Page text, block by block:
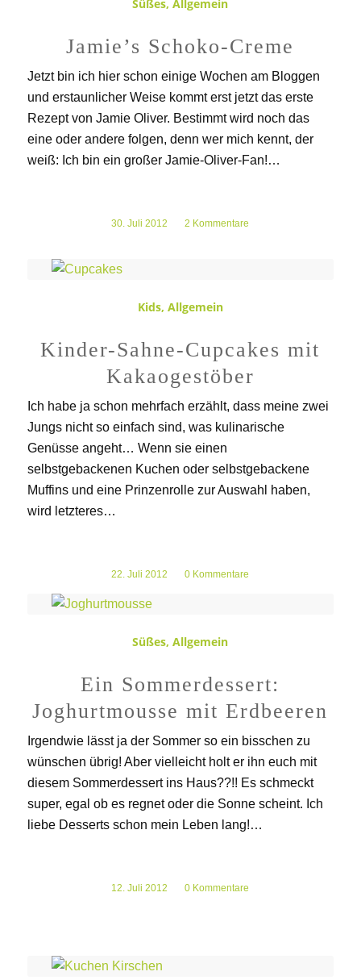
Süßes,Allgemein
Jamie’s Schoko-Creme
Jetzt bin ich hier schon einige Wochen am Bloggen
und erstaunlicher Weise kommt erst jetzt das erste
Rezept von Jamie Oliver. Bestimmt wird noch das
eine oder andere folgen, denn wer mich kennt, der
weiß: Ich bin ein großer Jamie-Oliver-Fan!…
30. Juli 2012
/ 2 Kommentare
Kids, Allgemein
Kinder-Sahne-Cupcakes mit
Kakaogestöber
Ich habe ja schon mehrfach erzählt, dass meine zwei
Jungs nicht so einfach sind, was kulinarische
Genüsse angeht… Wenn sie einen
selbstgebackenen Kuchen oder selbstgebackene
Muffins und eine Prinzenrolle zur Auswahl haben,
wird letzteres…
22. Juli 2012
/ 0 Kommentare
Süßes,Allgemein
Ein Sommerdessert:
Joghurtmousse mit Erdbeeren
Irgendwie lässt ja der Sommer so ein bisschen zu
wünschen übrig! Aber vielleicht holt er ihn euch mit
diesem Sommerdessert ins Haus??!! Es schmeckt
super, egal ob es regnet oder die Sonne scheint. Ich
liebe Desserts schon mein Leben lang!…
12. Juli 2012
/ 0 Kommentare